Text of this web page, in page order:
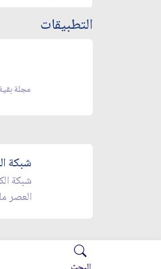
التطبيقات
شبكة
شبكة
العصر